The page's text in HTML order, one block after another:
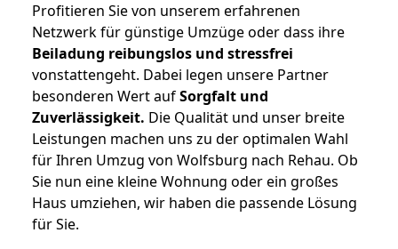
Profitieren Sie von unserem erfahrenen
Netzwerk für günstige Umzüge oder dass ihre
Beiladung reibungslos und stressfrei
vonstattengeht. Dabei legen unsere Partner
besonderen Wert aufSorgfalt und
Zuverlässigkeit. Die Qualität und unser breite
Leistungen machen uns zu der optimalen Wahl
für Ihren Umzug von Wolfsburg nach Rehau. Ob
Sie nun eine kleine Wohnung oder ein großes
Haus umziehen, wir haben die passende Lösung
für Sie.